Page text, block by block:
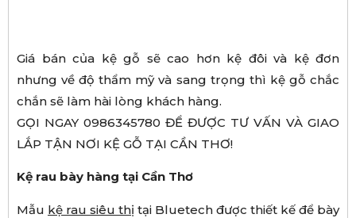
Giá bán của kệ gỗ sẽ cao hơn kệ đôi và kệ đơn
nhưng về độ thẩm mỹ và sang trọng thì kệ gỗ chắc
chắn sẽ làm hài lòng khách hàng.
GỌI NGAY 0986345780 ĐỂ ĐƯỢC TƯ VẤN VÀ GIAO
LẮP TẬN NƠI KỆ GỖ TẠI CẦN THƠ!
Kệ rau bày hàng tại Cần Thơ
Mẫu kệ rau siêu thị tại Bluetech được thiết kế để bày